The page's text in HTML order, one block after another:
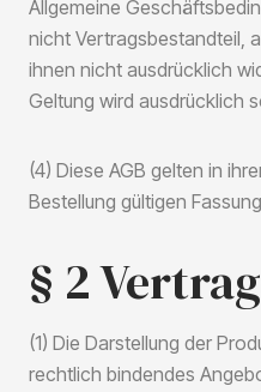
Allgemeine
nicht Vertragsbestandteil,
ihnen nicht ausdrücklich
Geltung wird ausdrücklich
(4) Diese AGB gelten in
Bestellung gültigen
§ 2
(1) Die Darstellung der
rechtlich bindendes